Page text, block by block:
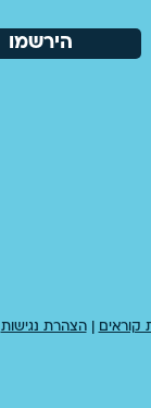
הירשמו
קוראים |הצהרת נגישות